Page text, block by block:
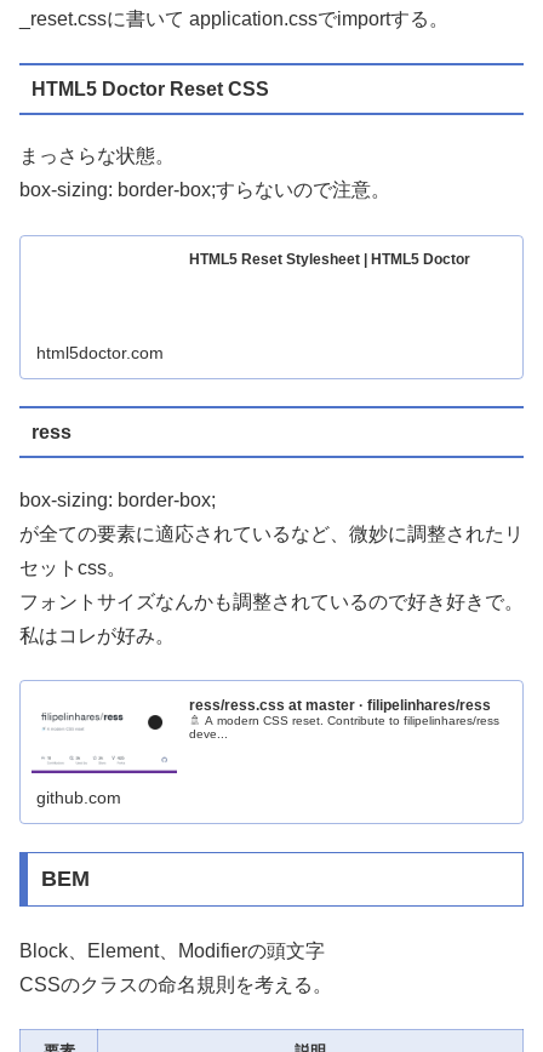
_reset.cssに書いて application.cssでimportする。
HTML5 Doctor Reset CSS
まっさらな状態。
box-sizing: border-box;すらないので注意。
HTML5 Reset Stylesheet | HTML5 Doctor
html5doctor.com
ress
box-sizing: border-box;
が全ての要素に適応されているなど、微妙に調整されたリ
セットcss。
フォントサイズなんかも調整されているので好き好きで。
私はコレが好み。
ress/ress.css at master · filipelinhares/ress
🚿 A modern CSS reset. Contribute to filipelinhares/ress
deve...
github.com
BEM
Block、Element、Modifierの頭文字
CSSのクラスの命名規則を考える。